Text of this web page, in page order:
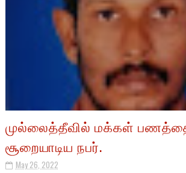
முல்லைத்தீவில் மக்கள்
சூறையாடிய நபர்.
May 26, 2022